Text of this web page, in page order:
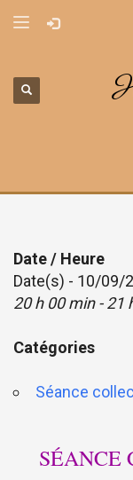
Date / Heure
Date(s) - 10/09/
20 h 00 min - 21
Catégories
Séance
SÉANCE